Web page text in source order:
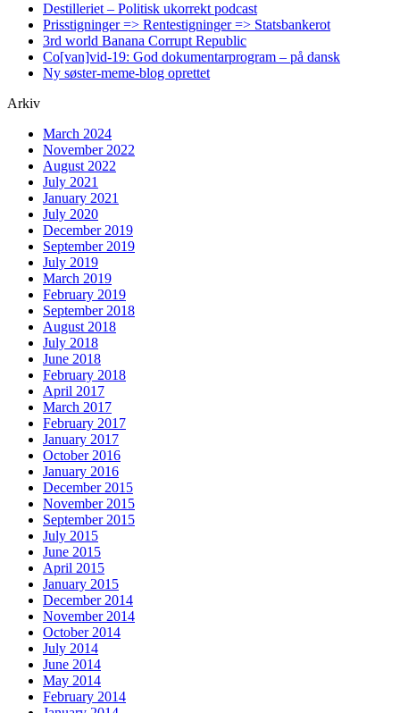
Destilleriet – Politisk ukorrekt podcast
Prisstigninger => Rentestigninger => Statsbankerot
3rd world Banana Corrupt Republic
Co[van]vid-19: God dokumentarprogram – på dansk
Ny søster-meme-blog oprettet
Arkiv
March 2024
November 2022
August 2022
July 2021
January 2021
July 2020
December 2019
September 2019
July 2019
March 2019
February 2019
September 2018
August 2018
July 2018
June 2018
February 2018
April 2017
March 2017
February 2017
January 2017
October 2016
January 2016
December 2015
November 2015
September 2015
July 2015
June 2015
April 2015
January 2015
December 2014
November 2014
October 2014
July 2014
June 2014
May 2014
February 2014